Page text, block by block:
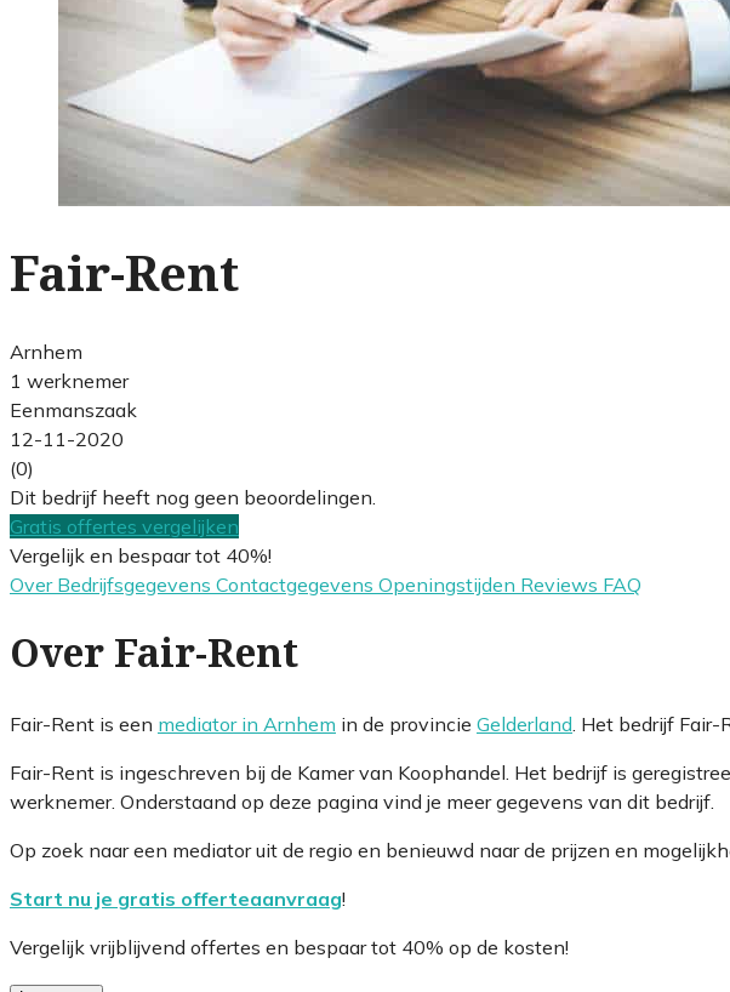
Fair-Rent
Arnhem
1 werknemer
Eenmanszaak
12-11-2020
(0)
Dit bedrijf heeft nog geen beoordelingen.
Gratis offertes vergelijken
Vergelijk en bespaar tot 40%!
Over Bedrijfsgegevens Contactgegevens Openingstijden Reviews FAQ
Over Fair-Rent
Fair-Rent is een mediator in Arnhem in de provincie Gelderland . Het bedrijf
Fair-Rent is ingeschreven bij de Kamer van Koophandel. Het bedrijf is
werknemer. Onderstaand op deze pagina vind je meer gegevens van dit bedrijf.
Op zoek naar een mediator uit de regio en benieuwd naar de prijzen en
Start nu je gratis offerteaanvraag!
Vergelijk vrijblijvend offertes en bespaar tot 40% op de kosten!